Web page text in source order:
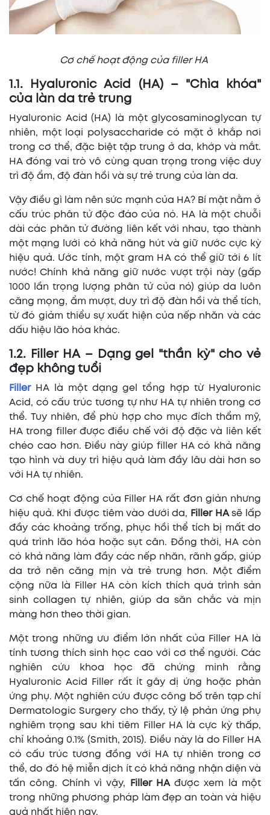
Cơ chế hoạt động của filler HA
1.1. Hyaluronic Acid (HA) – "Chìa khóa"
của làn da trẻ trung
Hyaluronic Acid (HA) là một glycosaminoglycan tự
nhiên, một loại polysaccharide có mặt ở khắp nơi
trong cơ thể, đặc biệt tập trung ở da, khớp và mắt.
HA đóng vai trò vô cùng quan trọng trong việc duy
trì độ ẩm, độ đàn hồi và sự trẻ trung của làn da.
Vậy điều gì làm nên sức mạnh của HA? Bí mật nằm ở
cấu trúc phân tử độc đáo của nó. HA là một chuỗi
dài các phân tử đường liên kết với nhau, tạo thành
một mạng lưới có khả năng hút và giữ nước cực kỳ
hiệu quả. Ước tính, một gram HA có thể giữ tới 6 lít
nước! Chính khả năng giữ nước vượt trội này (gấp
1000 lần trọng lượng phân tử của nó) giúp da luôn
căng mọng, ẩm mượt, duy trì độ đàn hồi và thể tích,
từ đó giảm thiểu sự xuất hiện của nếp nhăn và các
dấu hiệu lão hóa khác.
1.2. Filler HA – Dạng gel "thần kỳ" cho vẻ
đẹp không tuổi
Filler
HA là một dạng gel tổng hợp từ Hyaluronic
Acid, có cấu trúc tương tự như HA tự nhiên trong cơ
thể. Tuy nhiên, để phù hợp cho mục đích thẩm mỹ,
HA trong filler được điều chế với độ đặc và liên kết
chéo cao hơn. Điều này giúp filler HA có khả năng
tạo hình và duy trì hiệu quả làm đầy lâu dài hơn so
với HA tự nhiên.
Cơ chế hoạt động của Filler HA rất đơn giản nhưng
hiệu quả. Khi được tiêm vào dưới da, Filler HAsẽ lấp
đầy các khoảng trống, phục hồi thể tích bị mất do
quá trình lão hóa hoặc sụt cân. Đồng thời, HA còn
có khả năng làm đầy các nếp nhăn, rãnh gấp, giúp
da trở nên căng mịn và trẻ trung hơn. Một điểm
cộng nữa là Filler HA còn kích thích quá trình sản
sinh collagen tự nhiên, giúp da săn chắc và mịn
màng hơn theo thời gian.
Một trong những ưu điểm lớn nhất của Filler HA là
tính tương thích sinh học cao với cơ thể người. Các
nghiên cứu khoa học đã chứng minh rằng
Hyaluronic Acid Filler rất ít gây dị ứng hoặc phản
ứng phụ. Một nghiên cứu được công bố trên tạp chí
Dermatologic Surgery cho thấy, tỷ lệ phản ứng phụ
nghiêm trọng sau khi tiêm Filler HA là cực kỳ thấp,
chỉ khoảng 0.1% (Smith, 2015). Điều này là do Filler HA
có cấu trúc tương đồng với HA tự nhiên trong cơ
thể, do đó hệ miễn dịch ít có khả năng nhận diện và
tấn công. Chính vì vậy,
Filler HAđược xem là một
trong những phương pháp làm đẹp an toàn và hiệu
quả nhất hiện nay.